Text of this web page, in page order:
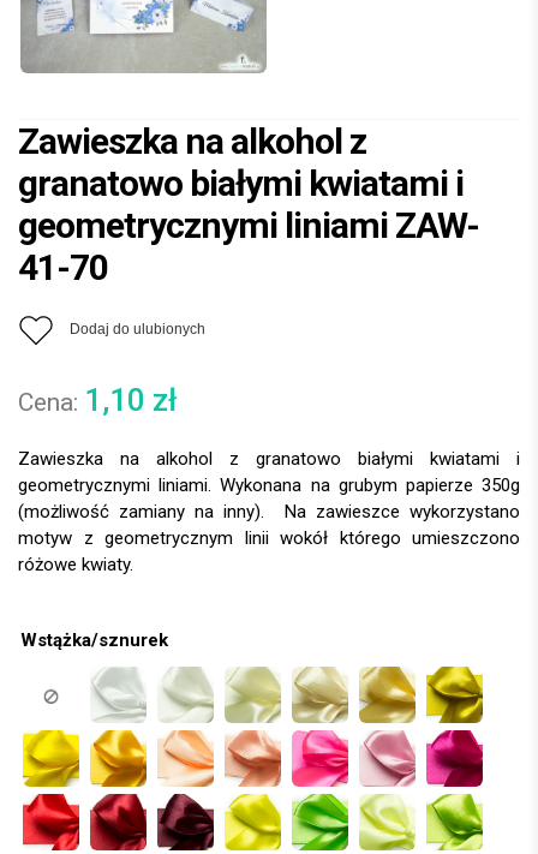
Zawieszka na alkohol z
granatowo białymi kwiatami i
geometrycznymi liniami ZAW-
41-70
Dodaj do ulubionych
1,10 zł
Zawieszka na alkohol z granatowo białymi kwiatami i
geometrycznymi liniami. Wykonana na grubym papierze 350g
(możliwość zamiany na inny). Na zawieszce wykorzystano
motyw z geometrycznym linii wokół którego umieszczono
różowe kwiaty.
Wstążka/sznurek